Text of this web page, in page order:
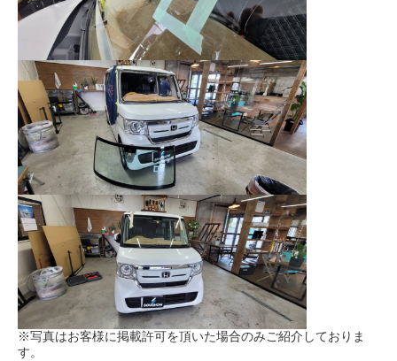
※写真はお客様に掲載許可を頂いた場合のみご紹介しておりま
す。